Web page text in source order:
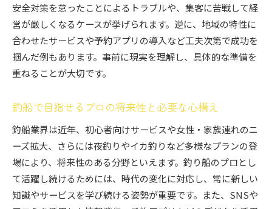
安全対策を怠ったことによるトラブルや、集客に苦戦して経
営が厳しくなるケースが挙げられます。逆に、地域の特性に
合わせたサービスや予約アプリの導入など工夫次第で成功を
掴んだ例もあります。事前に現実を理解し、具体的な準備を
重ねることが大切です。
釣船で目指せるプロの将来性と必要な心構え
釣船業界は近年、初心者向けサービスや女性・家族連れのニ
ーズ拡大、さらには夜釣りやイカ釣りなど多様なプランの登
場により、将来性のある分野といえます。釣り船のプロとし
て活躍し続けるためには、時代の変化に対応し、常に新しい
知識やサービスを学び続ける姿勢が重要です。また、SNSや